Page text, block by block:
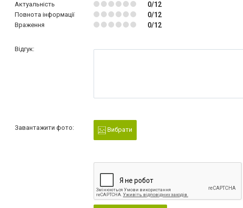
Актуальність 0/12
Повнота інформації 0/12
Враження 0/12
Відгук:
Завантажити фото: Вибрати